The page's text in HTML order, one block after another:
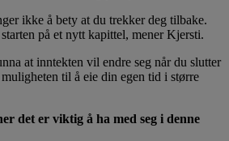
ikke å bety at du trekker deg tilbake.
på et nytt kapittel, mener Kjersti.
at inntekten vil endre seg når du slutter
til å eie din egen tid i større
det er viktig å ha med seg i denne